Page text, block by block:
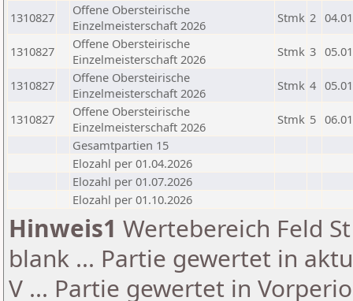
1310827
Offene Obersteirische
Einzelmeisterschaft 2026
Stmk 2
1310827
Offene Obersteirische
Einzelmeisterschaft 2026
Stmk 3
1310827
Offene Obersteirische
Einzelmeisterschaft 2026
Stmk 4
1310827
Offene Obersteirische
Einzelmeisterschaft 2026
Stmk 5
Gesamtpartien 15
Elozahl per 01.04.2026
Elozahl per 01.07.2026
Elozahl per 01.10.2026
Hinweis1 Wertebereich Feld
blank ... Partie gewertet in
V ... Partie gewertet in